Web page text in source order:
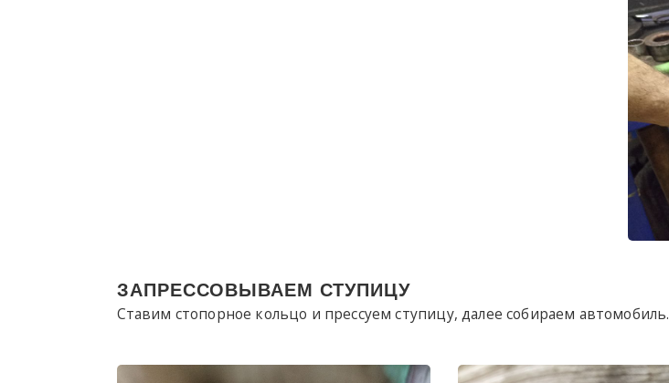
ЗАПРЕССОВЫВАЕМ СТУПИЦУ
Ставим стопорное кольцо и прессуем ступицу, далее собираем автомобиль.